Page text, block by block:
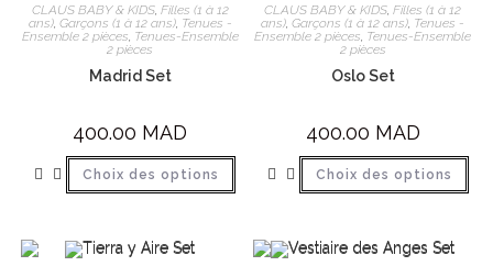
CLAUS BABY & KIDS, Filles (1 à 12
ans), Garçons (1 à 12 ans), Tenues -
Ensemble 2 pièces, Tenues-Ensemble
2 pièces
Madrid Set
400.00 MAD
Choix des options
CLAUS BABY & KIDS,Filles (1 à 12
ans),Garçons (1 à 12 ans), Tenues -
Ensemble 2 pièces, Tenues-Ensemble
2 pièces
Oslo Set
400.00 MAD
Choix des options